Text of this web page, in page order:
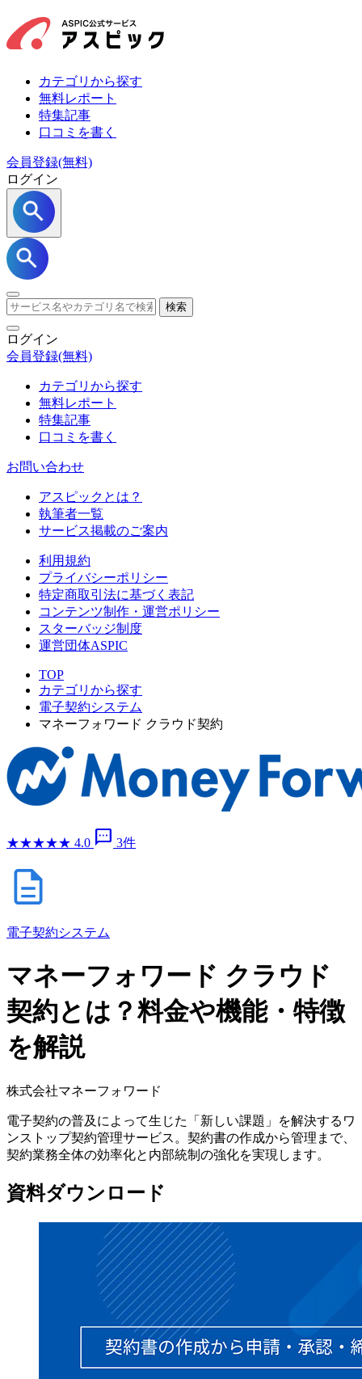
カテゴリから探す
無料レポート
特集記事
口コミを書く
会員登録(無料)
ログイン
検索
ログイン
会員登録(無料)
カテゴリから探す
無料レポート
特集記事
口コミを書く
お問い合わせ
アスピックとは？
執筆者一覧
サービス掲載のご案内
利用規約
プライバシーポリシー
特定商取引法に基づく表記
コンテンツ制作・運営ポリシー
スターバッジ制度
運営団体ASPIC
TOP
カテゴリから探す
電子契約システム
マネーフォワード クラウド契約
★★★★★ 4.0 sms 3件
電子契約システム
マネーフォワード クラウド
契約とは？料金や機能・特徴
を解説
株式会社マネーフォワード
電子契約の普及によって生じた「新しい課題」を解決するワ
ンストップ契約管理サービス。契約書の作成から管理まで、
契約業務全体の効率化と内部統制の強化を実現します。
資料ダウンロード